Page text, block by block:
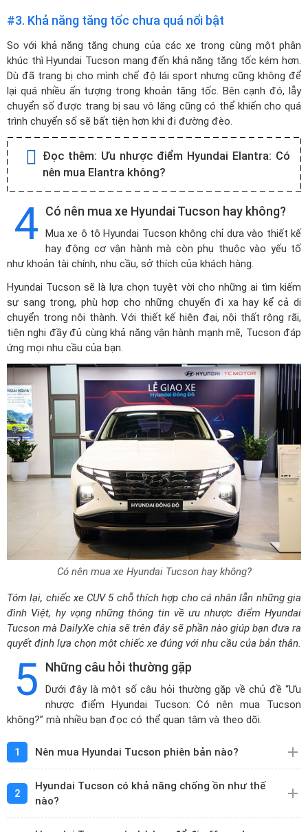
#3. Khả năng tăng tốc chưa quá nổi bật
So với khả năng tăng chung của các xe trong cùng một phân
khúc thì Hyundai Tucson mang đến khả năng tăng tốc kém hơn.
Dù đã trang bị cho mình chế độ lái sport nhưng cũng không để
lại quá nhiều ấn tượng trong khoản tăng tốc. Bên cạnh đó, lẫy
chuyển số được trang bị sau vô lăng cũng có thể khiến cho quá
trình chuyển số sẽ bất tiện hơn khi đi đường đèo.
Đọc thêm: Ưu nhược điểm Hyundai Elantra: Có
nên mua Elantra không?
4 Có nên mua xe Hyundai Tucson hay không?
Mua xe ô tô Hyundai Tucson không chỉ dựa vào thiết kế
hay động cơ vận hành mà còn phụ thuộc vào yếu tố
như khoản tài chính, nhu cầu, sở thích của khách hàng.
Hyundai Tucson sẽ là lựa chọn tuyệt vời cho những ai tìm kiếm
sự sang trọng, phù hợp cho những chuyến đi xa hay kể cả di
chuyển trong nội thành. Với thiết kế hiện đại, nội thất rộng rãi,
tiện nghi đầy đủ cùng khả năng vận hành mạnh mẽ, Tucson đáp
ứng mọi nhu cầu của bạn.
Có nên mua xe Hyundai Tucson hay không?
Tóm lại, chiếc xe CUV 5 chỗ thích hợp cho cá nhân lẫn những gia
đình Việt, hy vọng những thông tin về ưu nhược điểm Hyundai
Tucson mà DailyXe chia sẽ trên đây sẽ phần nào giúp bạn đưa ra
quyết định lựa chọn một chiếc xe đúng với nhu cầu của bản thân.
5 Những câu hỏi thường gặp
Dưới đây là một số câu hỏi thường gặp về chủ đề “Ưu
nhược điểm Hyundai Tucson: Có nên mua Tucson
không?” mà nhiều bạn đọc có thể quan tâm và theo dõi.
1 Nên mua Hyundai Tucson phiên bản nào?
2
Hyundai Tucson có khả năng chống ồn như thế
nào?